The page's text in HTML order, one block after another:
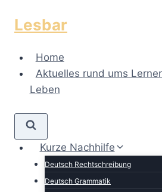
InhaltLesbar
Home
Aktuelles rund ums
Leben
Kurze Nachhilfe
Deutsch Rechtschreibung
Deutsch Grammatik